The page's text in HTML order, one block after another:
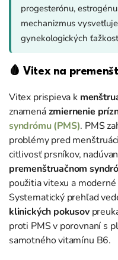
progesterónu,
mechanizmus
gynekologických
🩸 Vitex na
Vitex prispieva k
znamenázmiernenie
syndrómu (PMS). PMS
problémy pred
citlivosť prsníkov,
premenštruačnom
použitia vitexu a
Systematický prehľad
klinických pokusov
proti PMS v porovnaní s
samotného vitamínu B6.